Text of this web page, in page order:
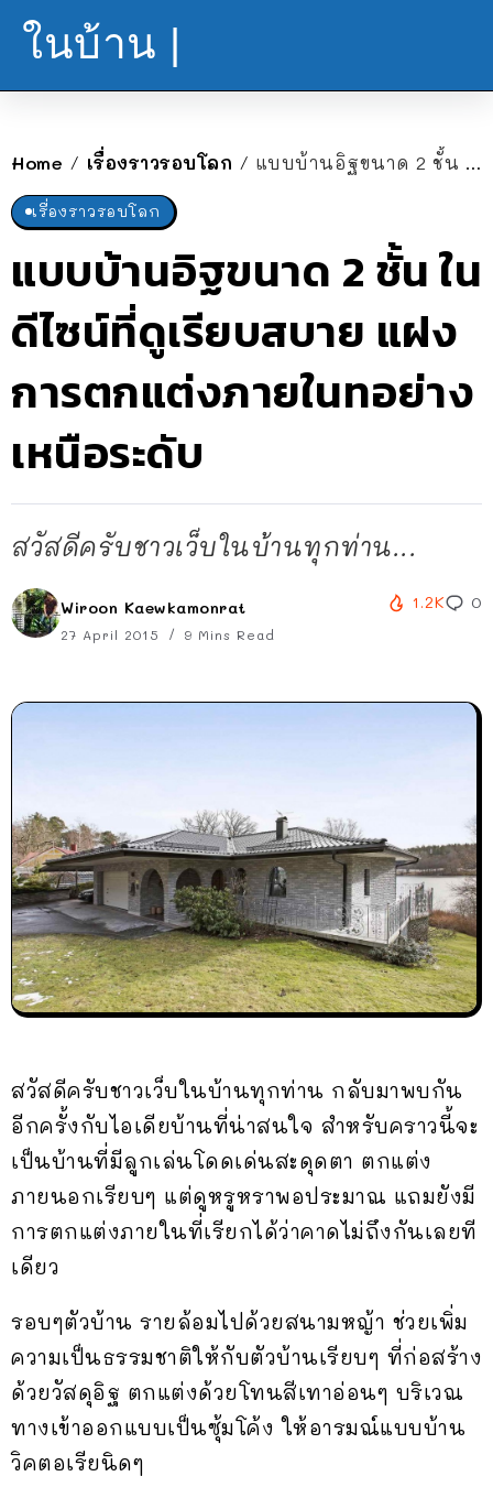
ในบ้าน |
Home / เรื่องราวรอบโลก / แบบบ้านอิฐขนาด 2 ชั้น ในดีไซน์ที่ดูเรียบสบาย แฝงการตกแต่งภายในทอย่างเหนือระดับ
เรื่องราวรอบโลก
แบบบ้านอิฐขนาด 2 ชั้น ใน
ดีไซน์ที่ดูเรียบสบาย แฝง
การตกแต่งภายในทอย่าง
เหนือระดับ
สวัสดีครับชาวเว็บในบ้านทุกท่าน...
Wiroon Kaewkamonrat
27 April 2015 9 Mins Read
1.2K 0
สวัสดีครับชาวเว็บในบ้านทุกท่าน กลับมาพบกัน
อีกครั้งกับไอเดียบ้านที่น่าสนใจ สำหรับคราวนี้จะ
เป็นบ้านที่มีลูกเล่นโดดเด่นสะดุดตา ตกแต่ง
ภายนอกเรียบๆ แต่ดูหรูหราพอประมาณ แถมยังมี
การตกแต่งภายในที่เรียกได้ว่าคาดไม่ถึงกันเลยที
เดียว
รอบๆตัวบ้าน รายล้อมไปด้วยสนามหญ้า ช่วยเพิ่ม
ความเป็นธรรมชาติให้กับตัวบ้านเรียบๆ ที่ก่อสร้าง
ด้วยวัสดุอิฐ ตกแต่งด้วยโทนสีเทาอ่อนๆ บริเวณ
ทางเข้าออกแบบเป็นซุ้มโค้ง ให้อารมณ์แบบบ้าน
วิคตอเรียนิดๆ